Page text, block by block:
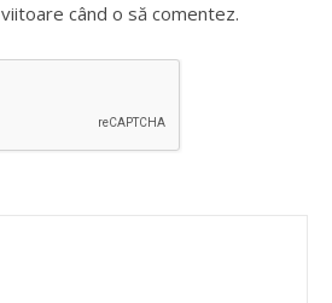
când o să comentez.